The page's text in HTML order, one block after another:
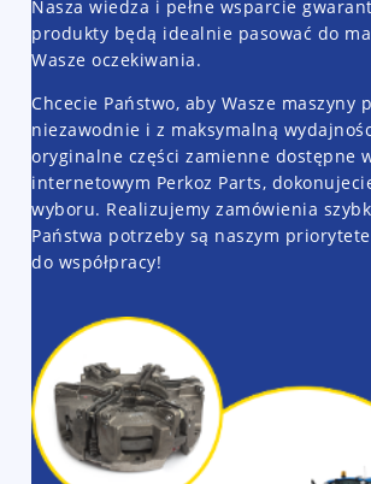
Nasza wiedza i pełne wsparcie
produkty będą idealnie pasować do
Wasze oczekiwania.
Chcecie Państwo, aby Wasze maszyny
niezawodnie i z maksymalną
oryginalne części zamienne dostępne
internetowym Perkoz Parts,
wyboru. Realizujemy zamówienia
Państwa potrzeby są naszym
do współpracy!